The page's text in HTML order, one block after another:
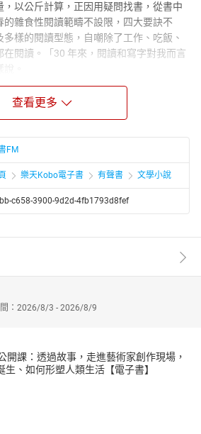
以公斤計算，正因用疑問找書，從書中
的雜食性閱讀範疇不設限，四大要訣不
樣的閱讀型態，自嘲除了工作、吃飯、
在閱讀。「30 年來，閱讀和寫字對我而言
早期作品著力跳脫日常語言慣性，捕捉八
張大春的小說充斥著現實的謊言與虛構的
實、更以文字顛覆政治，九〇年代以《少
《我妹妹》等寫下暢銷紀錄，千禧年後重
武俠小說《城邦暴力團》，繼之又出版
個字》，將其敘事風格結合文化傳承，走
以「大唐李白」系列向書場敘事及中國
言文
查看更多
FM
樂天Kobo電子書 有聲書 文學小說
c658-3900-9d2d-4fb1793d8fef
：2026/8/3 - 2026/8/9
開課：透過故事，走進藝術家創作現場，
生、如何形塑人類生活【電子書】